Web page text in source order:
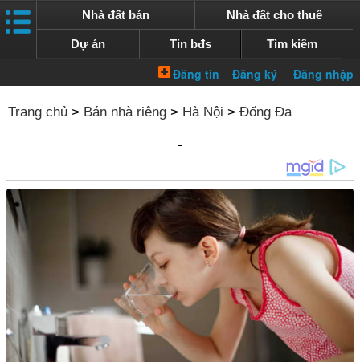
Nhà đất bán Nhà đất cho thuê
Dự án Tin bđs Tìm kiếm
Trang chủ > Bán nhà riêng > Hà Nội > Đống Đa